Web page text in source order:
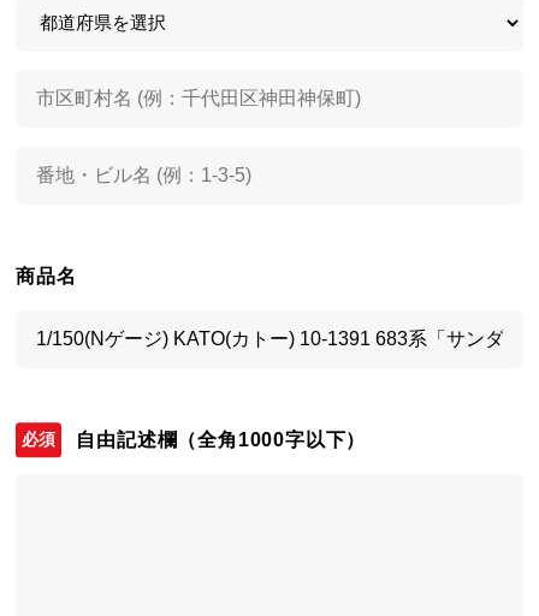
商品名
自由記述欄 （全角1000字以下）